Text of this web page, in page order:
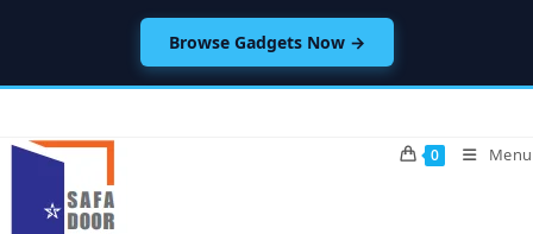
Browse Gadgets Now →
content
0 Menu